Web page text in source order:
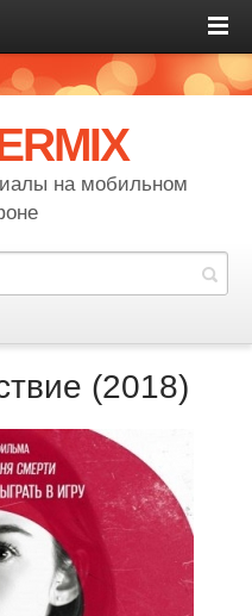
на мобильном
(2018)